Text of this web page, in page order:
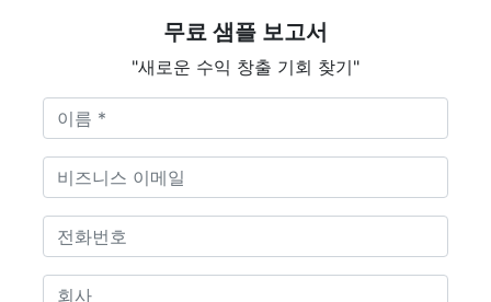
무료 샘플 보고서
"새로운 수익 창출 기회 찾기"